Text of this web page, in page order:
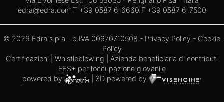
edra@edra.com T +39 0587 616660 F +39 0587 617500
© 2026 Edra s.p.a - p.IVA 00670710508 - Privacy Policy - Cookie
Policy
Certificazioni
Whistleblowing | Azienda beneficiaria di contributi
FES+ per l’occupazione giovanile
powered by
| 3D powered by